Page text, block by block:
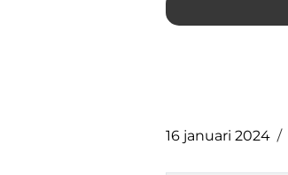
16 januari 2024